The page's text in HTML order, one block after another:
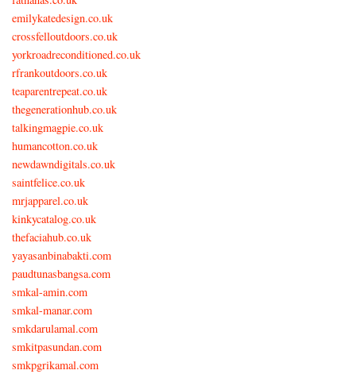
emilykatedesign.co.uk
crossfelloutdoors.co.uk
yorkroadreconditioned.co.uk
rfrankoutdoors.co.uk
teaparentrepeat.co.uk
thegenerationhub.co.uk
talkingmagpie.co.uk
humancotton.co.uk
newdawndigitals.co.uk
saintfelice.co.uk
mrjapparel.co.uk
kinkycatalog.co.uk
thefaciahub.co.uk
yayasanbinabakti.com
paudtunasbangsa.com
smkal-amin.com
smkal-manar.com
smkdarulamal.com
smkitpasundan.com
smkpgrikamal.com